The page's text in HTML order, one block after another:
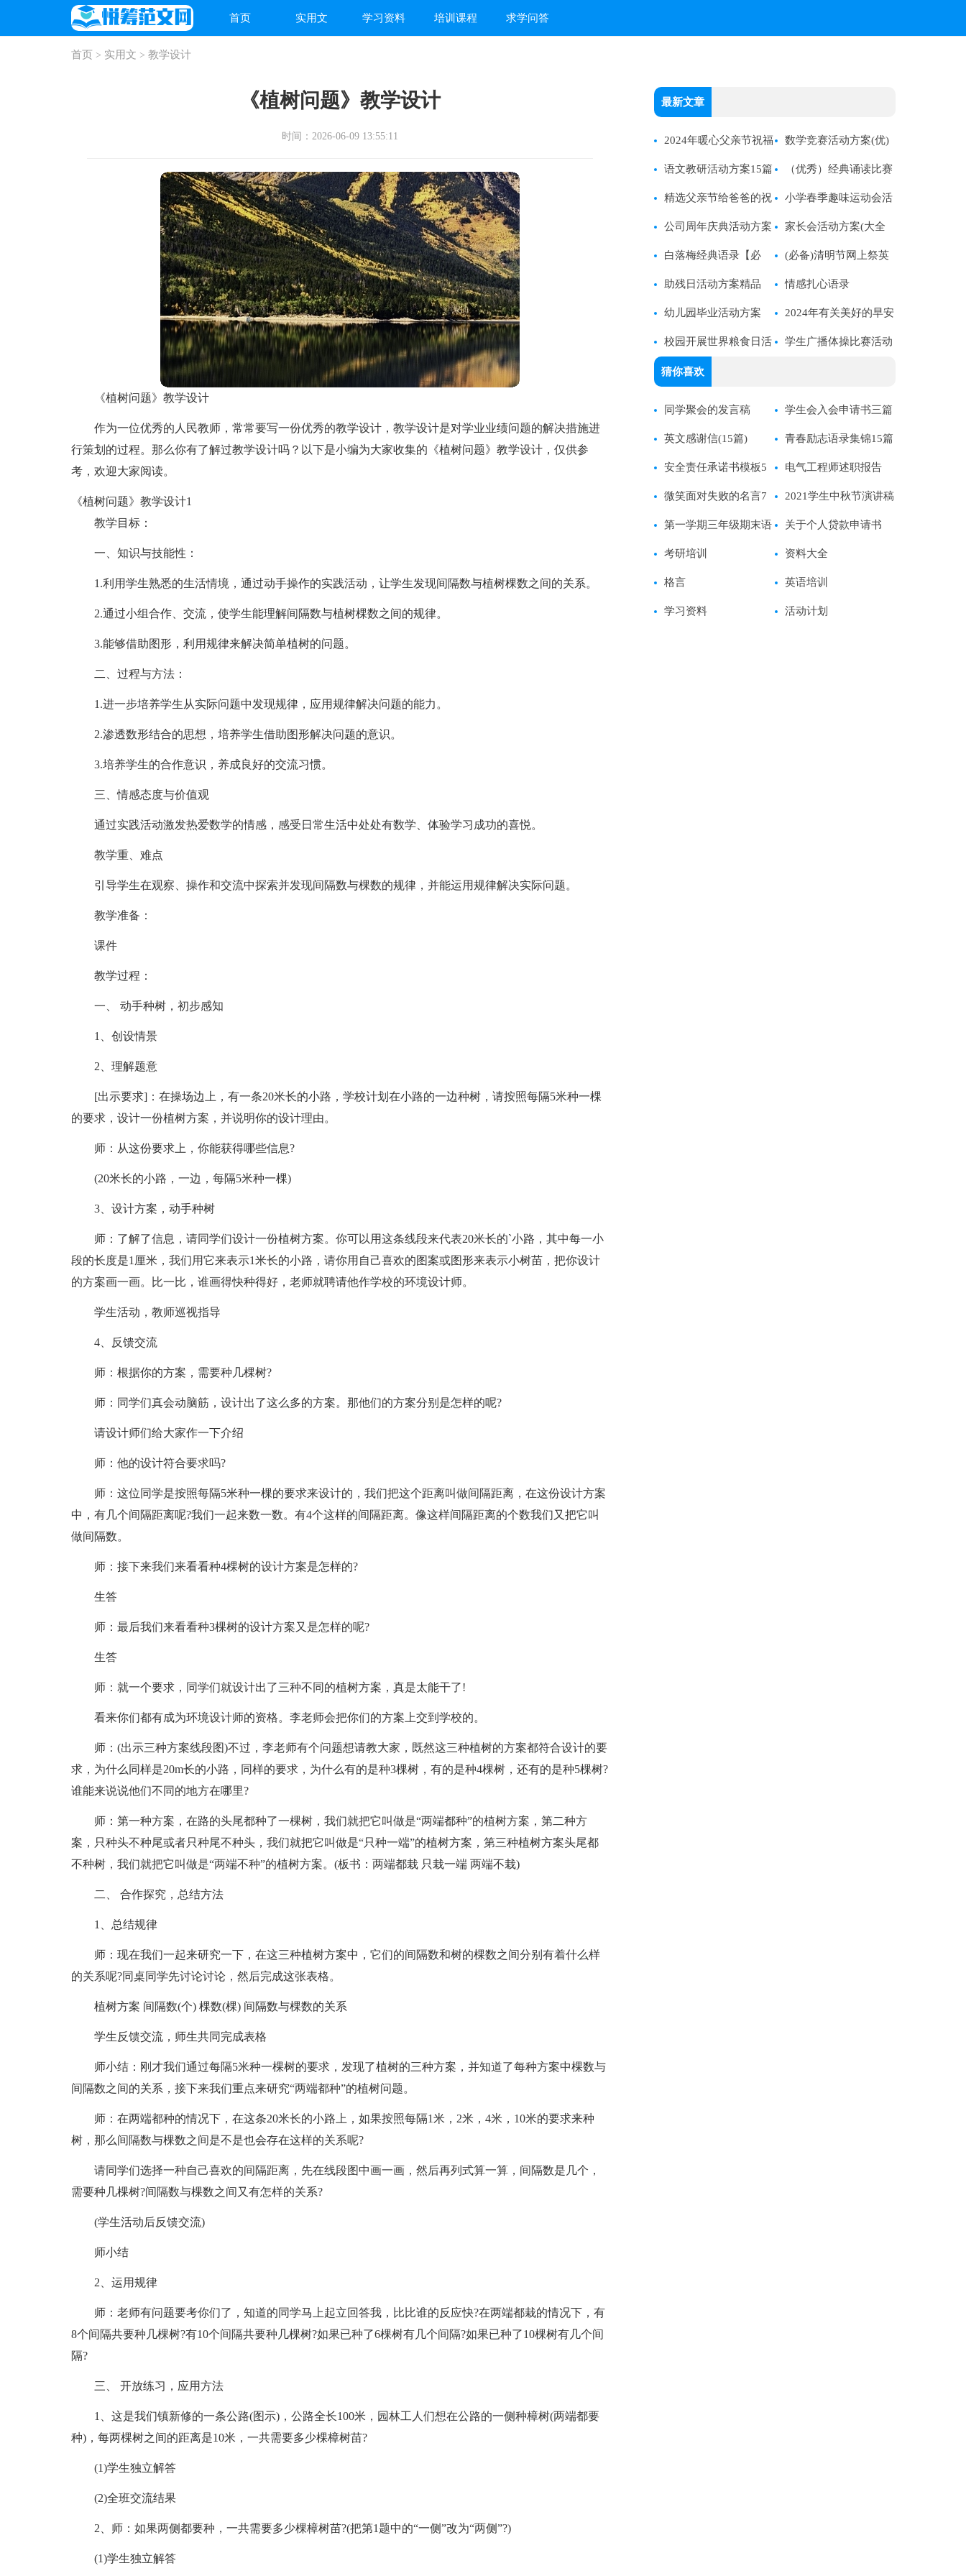
首页 实用文 学习资料 培训课程 求学问答
首页 > 实用文 > 教学设计
《植树问题》教学设计
时间：2026-06-09 13:55:11
《植树问题》教学设计
作为一位优秀的人民教师，常常要写一份优秀的教学设计，教学设计是对学业业绩问题的解决措施进
行策划的过程。那么你有了解过教学设计吗？以下是小编为大家收集的《植树问题》教学设计，仅供参
考，欢迎大家阅读。
《植树问题》教学设计1
教学目标：
一、知识与技能性：
1.利用学生熟悉的生活情境，通过动手操作的实践活动，让学生发现间隔数与植树棵数之间的关系。
2.通过小组合作、交流，使学生能理解间隔数与植树棵数之间的规律。
3.能够借助图形，利用规律来解决简单植树的问题。
二、过程与方法：
1.进一步培养学生从实际问题中发现规律，应用规律解决问题的能力。
2.渗透数形结合的思想，培养学生借助图形解决问题的意识。
3.培养学生的合作意识，养成良好的交流习惯。
三、情感态度与价值观
通过实践活动激发热爱数学的情感，感受日常生活中处处有数学、体验学习成功的喜悦。
教学重、难点
引导学生在观察、操作和交流中探索并发现间隔数与棵数的规律，并能运用规律解决实际问题。
教学准备：
课件
教学过程：
一、 动手种树，初步感知
1、创设情景
2、理解题意
[出示要求]：在操场边上，有一条20米长的小路，学校计划在小路的一边种树，请按照每隔5米种一棵
的要求，设计一份植树方案，并说明你的设计理由。
师：从这份要求上，你能获得哪些信息?
(20米长的小路，一边，每隔5米种一棵)
3、设计方案，动手种树
师：了解了信息，请同学们设计一份植树方案。你可以用这条线段来代表20米长的`小路，其中每一小
段的长度是1厘米，我们用它来表示1米长的小路，请你用自己喜欢的图案或图形来表示小树苗，把你设计
的方案画一画。比一比，谁画得快种得好，老师就聘请他作学校的环境设计师。
学生活动，教师巡视指导
4、反馈交流
师：根据你的方案，需要种几棵树?
师：同学们真会动脑筋，设计出了这么多的方案。那他们的方案分别是怎样的呢?
请设计师们给大家作一下介绍
师：他的设计符合要求吗?
师：这位同学是按照每隔5米种一棵的要求来设计的，我们把这个距离叫做间隔距离，在这份设计方案
中，有几个间隔距离呢?我们一起来数一数。有4个这样的间隔距离。像这样间隔距离的个数我们又把它叫
做间隔数。
师：接下来我们来看看种4棵树的设计方案是怎样的?
生答
师：最后我们来看看种3棵树的设计方案又是怎样的呢?
生答
师：就一个要求，同学们就设计出了三种不同的植树方案，真是太能干了!
看来你们都有成为环境设计师的资格。李老师会把你们的方案上交到学校的。
师：(出示三种方案线段图)不过，李老师有个问题想请教大家，既然这三种植树的方案都符合设计的要
求，为什么同样是20m长的小路，同样的要求，为什么有的是种3棵树，有的是种4棵树，还有的是种5棵树?
谁能来说说他们不同的地方在哪里?
师：第一种方案，在路的头尾都种了一棵树，我们就把它叫做是“两端都种”的植树方案，第二种方
案，只种头不种尾或者只种尾不种头，我们就把它叫做是“只种一端”的植树方案，第三种植树方案头尾都
不种树，我们就把它叫做是“两端不种”的植树方案。(板书：两端都栽 只栽一端 两端不栽)
二、 合作探究，总结方法
1、总结规律
师：现在我们一起来研究一下，在这三种植树方案中，它们的间隔数和树的棵数之间分别有着什么样
的关系呢?同桌同学先讨论讨论，然后完成这张表格。
植树方案 间隔数(个) 棵数(棵) 间隔数与棵数的关系
学生反馈交流，师生共同完成表格
师小结：刚才我们通过每隔5米种一棵树的要求，发现了植树的三种方案，并知道了每种方案中棵数与
间隔数之间的关系，接下来我们重点来研究“两端都种”的植树问题。
师：在两端都种的情况下，在这条20米长的小路上，如果按照每隔1米，2米，4米，10米的要求来种
树，那么间隔数与棵数之间是不是也会存在这样的关系呢?
请同学们选择一种自己喜欢的间隔距离，先在线段图中画一画，然后再列式算一算，间隔数是几个，
需要种几棵树?间隔数与棵数之间又有怎样的关系?
(学生活动后反馈交流)
师小结
2、运用规律
师：老师有问题要考你们了，知道的同学马上起立回答我，比比谁的反应快?在两端都栽的情况下，有
8个间隔共要种几棵树?有10个间隔共要种几棵树?如果已种了6棵树有几个间隔?如果已种了10棵树有几个间
隔?
三、 开放练习，应用方法
1、这是我们镇新修的一条公路(图示)，公路全长100米，园林工人们想在公路的一侧种樟树(两端都要
种)，每两棵树之间的距离是10米，一共需要多少棵樟树苗?
(1)学生独立解答
(2)全班交流结果
2、师：如果两侧都要种，一共需要多少棵樟树苗?(把第1题中的“一侧”改为“两侧”?)
(1)学生独立解答
最新文章
2024年暖心父亲节祝福
语大汇总50条
数学竞赛活动方案(优)
语文教研活动方案15篇
【经典】
（优秀）经典诵读比赛
活动方案15篇
精选父亲节给爸爸的祝
福语集合33句
小学春季趣味运动会活
动方案
公司周年庆典活动方案
【精】
家长会活动方案(大全
15篇)
白落梅经典语录【必
备】
(必备)清明节网上祭英
烈活动方案
助残日活动方案精品 情感扎心语录
幼儿园毕业活动方案 2024年有关美好的早安
QQ祝福语锦集53条
校园开展世界粮食日活
动方案
学生广播体操比赛活动
猜你喜欢
同学聚会的发言稿 学生会入会申请书三篇
英文感谢信(15篇) 青春励志语录集锦15篇
安全责任承诺书模板5
篇
电气工程师述职报告
微笑面对失败的名言7
篇
2021学生中秋节演讲稿
第一学期三年级期末语
文试卷分析
关于个人贷款申请书
考研培训 资料大全
格言 英语培训
学习资料 活动计划